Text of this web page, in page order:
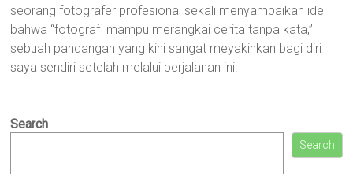
seorang fotografer profesional sekali menyampaikan ide
bahwa “fotografi mampu merangkai cerita tanpa kata,”
sebuah pandangan yang kini sangat meyakinkan bagi diri
saya sendiri setelah melalui perjalanan ini.
Search
Search